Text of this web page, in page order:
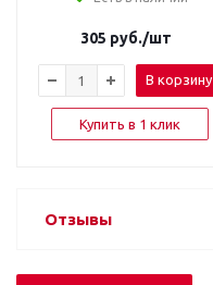
305 руб./шт
В корзину
Купить в 1 клик
Отзывы